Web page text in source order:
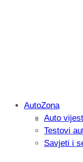
AutoZona
Auto
Testovi
Savjeti i